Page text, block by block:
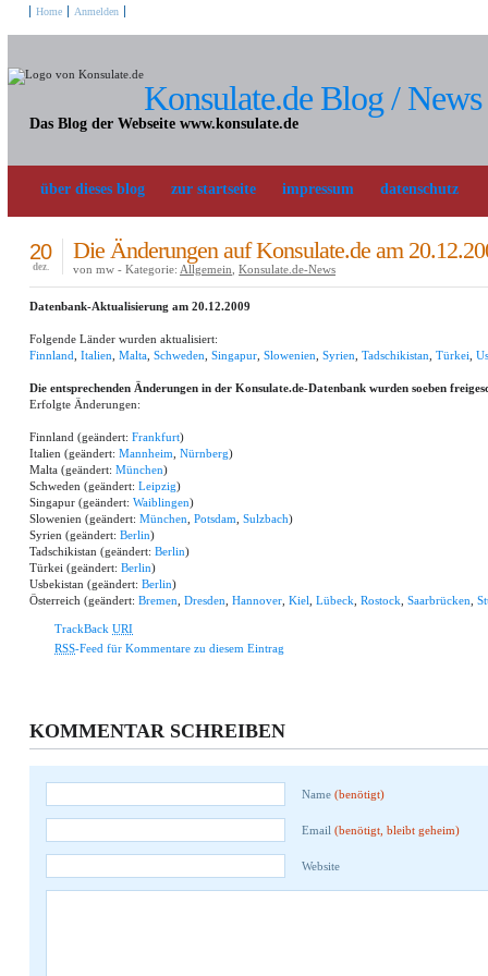
Konsulate.de Blog / News
Das Blog der Webseite www.konsulate.de
Home Anmelden
über dieses blog zur startseite impressum datenschutz
Die Änderungen auf Konsulate.de am
20
dez. von mw - Kategorie: Allgemein Konsulate.de-News
Datenbank-Aktualisierung am 20.12.2009
Folgende Länder wurden aktualisiert:
Finnland Italien Malta Schweden Singapur Slowenien Syrien Tadschikistan Türkei
Die entsprechenden Änderungen in der Konsulate.de-Datenbank wurden soeben
Erfolgte Änderungen:
Finnland (geändert: Frankfurt)
Italien (geändert: Mannheim Nürnberg)
Malta (geändert: München)
Schweden (geändert: Leipzig)
Singapur (geändert: Waiblingen)
Slowenien (geändert: München Potsdam Sulzbach)
Syrien (geändert: Berlin)
Tadschikistan (geändert: Berlin)
Türkei (geändert: Berlin)
Usbekistan (geändert: Berlin)
Österreich (geändert: Bremen Dresden Hannover Kiel Lübeck Rostock Saarbrücken
TrackBack URI
RSS-Feed für Kommentare zu diesem Eintrag
KOMMENTAR SCHREIBEN
Name (benötigt)
Email (benötigt, bleibt geheim)
Website